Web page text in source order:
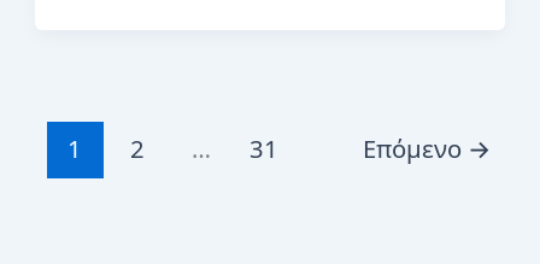
λίστα
με
1 2 … 31 Επόμενο →